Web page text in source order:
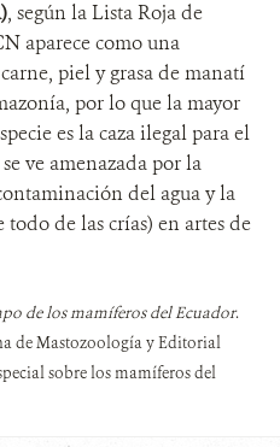
, según la Lista Roja de
aparece como una
piel y grasa de manatí
por lo que la mayor
es la caza ilegal para el
ve amenazada por la
del agua y la
de las crías) en artes de
de los mamíferos del Ecuador.
de Mastozoología y Editorial
sobre los mamíferos del